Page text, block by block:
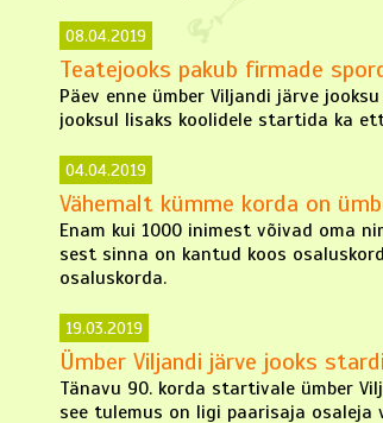
08.04.2019
Teatejooks pakub firmade
Päev enne ümber Viljandi järve
jooksul lisaks koolidele startida ka
04.04.2019
Vähemalt kümme korda on
Enam kui 1000 inimest võivad oma
sest sinna on kantud koos
osaluskorda.
19.03.2019
Ümber Viljandi järve jooks
Tänavu 90. korda startivale ümber
see tulemus on ligi paarisaja